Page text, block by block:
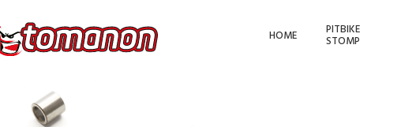
HOME PITBIKE
STOMP